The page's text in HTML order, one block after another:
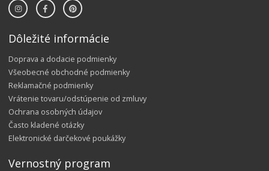
Dôležité informácie
Doprava a dodacie podmienky
Všeobecné obchodné podmienky
Reklamačné podmienky
Vrátenie tovaru/odstúpenie od zmluvy
Ochrana osobných údajov
Často kladené otázky
Elektronické darčekové poukážky
Vernostný program